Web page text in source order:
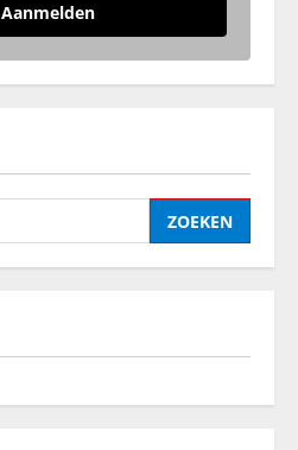
Aanmelden